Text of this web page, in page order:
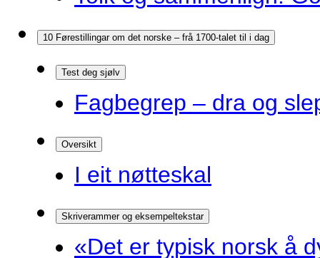
10 Førestillingar om det norske – frå 1700-talet til i dag
Test deg sjølv
Fagbegrep – dra og
Oversikt
I eit nøtteskal
Skriverammer og eksempeltekstar
«Det er typisk norsk å